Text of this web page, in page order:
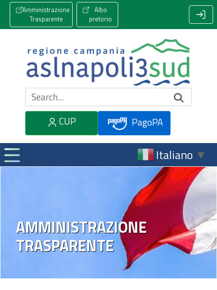
Amministrazione
Trasparente
Albo
pretorio
Cerca nel sito
CUP
PagoPA
Italiano ▼
AMMINISTRAZIONE
TRASPARENTE